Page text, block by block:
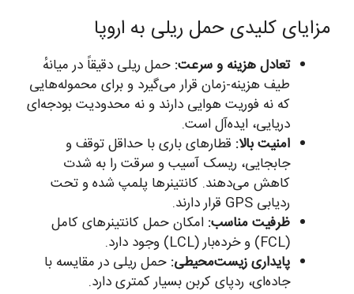
مزایای کلیدی حمل ریلی به اروپا
تعادل هزینه و سرعت: حمل ریلی دقیقاً در میانهٔ
طیف هزینه-زمان قرار می‌گیرد و برای محموله‌هایی
که نه فوریت هوایی دارند و نه محدودیت بودجه‌ای
دریایی، ایده‌آل است.
امنیت بالا: قطارهای باری با حداقل توقف و
جابجایی، ریسک آسیب و سرقت را به شدت
کاهش می‌دهند. کانتینرها پلمپ شده و تحت
ردیابی GPS قرار دارند.
ظرفیت مناسب: امکان حمل کانتینرهای کامل
(FCL) و خرده‌بار (LCL) وجود دارد.
پایداری زیست‌محیطی: حمل ریلی در مقایسه با
جاده‌ای، ردپای کربن بسیار کمتری دارد.